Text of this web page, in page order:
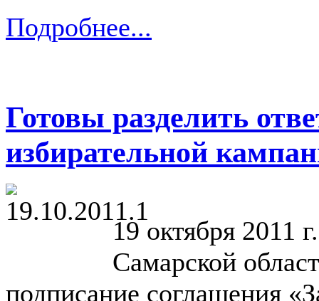
Подробнее...
Готовы разделить
избирательной
19 октября 2011
Самарской
подписание соглашения